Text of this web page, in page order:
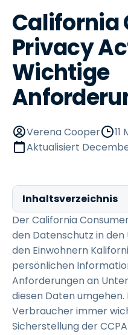
California
Privacy
Wichtige
Verena Cooper
11
Aktualisiert
Inhaltsverzeichnis
Der California
den Datenschutz in
den Einwohnern
persönlichen
Anforderungen an
diesen Daten
Verbraucher immer
Sicherstellung der